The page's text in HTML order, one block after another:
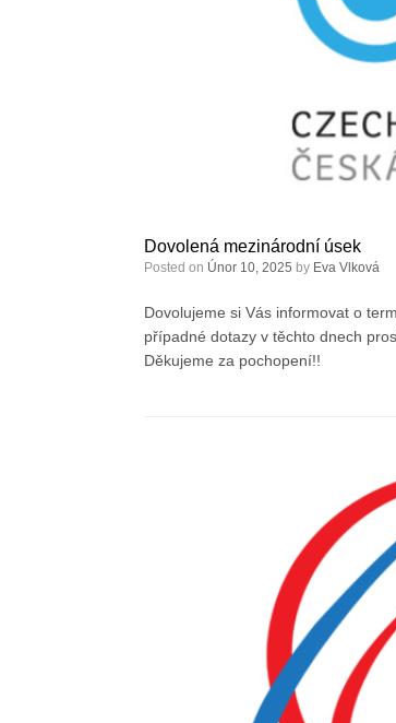
Dovolená mezinárodní úsek
Posted on Únor 10, 2025 by Eva Vlková
Dovolujeme si Vás informovat o
případné dotazy v těchto dnech
Děkujeme za pochopení!!